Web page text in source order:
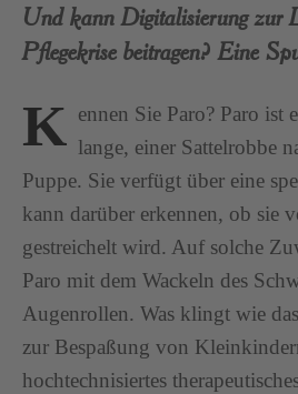
Und kann Digitalisierung zur
Pflegekrise beitragen? Eine
K ennen Sie Paro? Paro ist
lange, einer Sattelrobbe
Puppe. Sie verfügt über eine
kann darüber erkennen, ob sie
gestreichelt wird. Auf solche
Paro mit dem Wackeln des
Augenrollen. Was klingt wie
zur Bespaßung von
hochtechnisiertes